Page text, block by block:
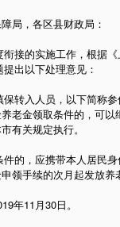
局，各区县财政局：
接的实施工作，根据
出以下处理意见：
转入人员，以下简称
老金领取条件的，可
有关规定执行。
的，应携带本人居民
领手续的次月起发放养
年11月30日。